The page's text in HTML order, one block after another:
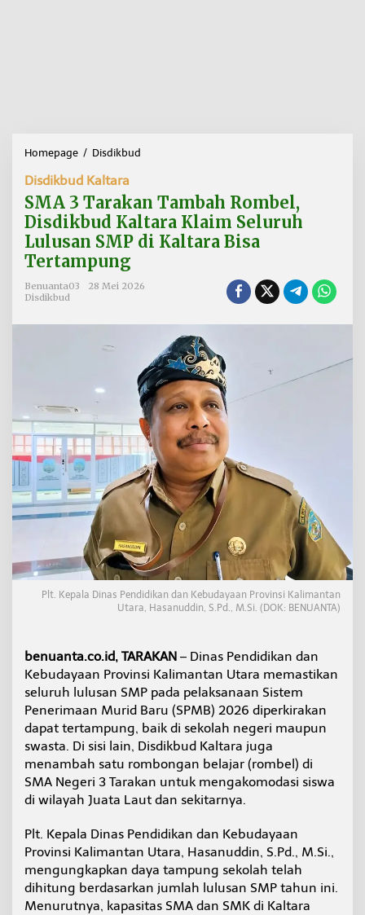
Homepage / Disdikbud
3
T
a
r
a
a
a
h
R
o
m
l
,
D
i
d
i
k
b
u
a
t
a
r
a
K
l
a
i
m
l
u
r
u
h
Disdikbud Kaltara
SMA 3 Tarakan Tambah Rombel,
Disdikbud Kaltara Klaim Seluruh
Lulusan SMP di Kaltara Bisa
Tertampung
Benuanta03
28 Mei 2026
Disdikbud
Plt. Kepala Dinas Pendidikan dan Kebudayaan Provinsi Kalimantan
Utara, Hasanuddin, S.Pd., M.Si. (DOK: BENUANTA)
benuanta.co.id, TARAKAN – Dinas Pendidikan dan
Kebudayaan Provinsi Kalimantan Utara memastikan
seluruh lulusan SMP pada pelaksanaan Sistem
Penerimaan Murid Baru (SPMB) 2026 diperkirakan
dapat tertampung, baik di sekolah negeri maupun
swasta. Di sisi lain, Disdikbud Kaltara juga
menambah satu rombongan belajar (rombel) di
SMA Negeri 3 Tarakan untuk mengakomodasi siswa
di wilayah Juata Laut dan sekitarnya.
Plt. Kepala Dinas Pendidikan dan Kebudayaan
Provinsi Kalimantan Utara, Hasanuddin, S.Pd., M.Si.,
mengungkapkan daya tampung sekolah telah
dihitung berdasarkan jumlah lulusan SMP tahun ini.
Menurutnya, kapasitas SMA dan SMK di Kaltara